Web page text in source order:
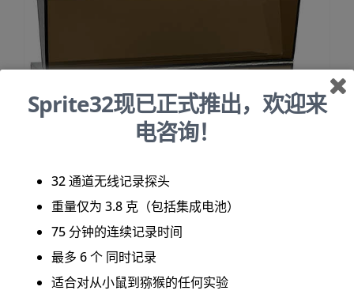
Sprite32现已正式推出，欢迎来
电咨询！
32 通道无线记录探头
重量仅为 3.8 克（包括集成电池）
75 分钟的连续记录时间
最多 6 个 同时记录
适合对从小鼠到猕猴的任何实验